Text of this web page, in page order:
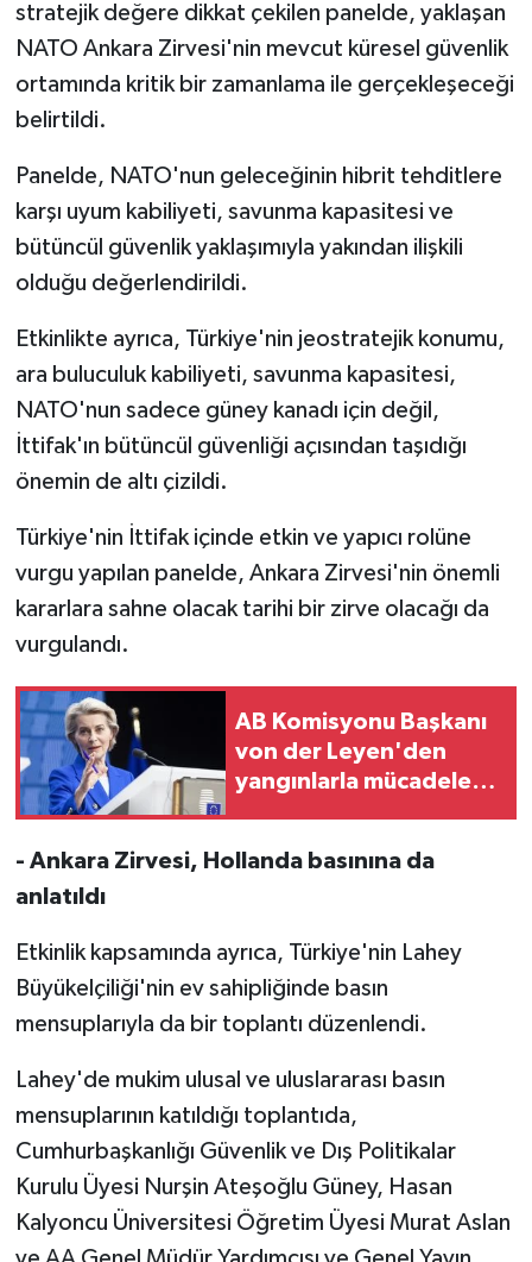
stratejik değere dikkat çekilen panelde, yaklaşan
NATO Ankara Zirvesi'nin mevcut küresel güvenlik
ortamında kritik bir zamanlama ile gerçekleşeceği
belirtildi.
Panelde, NATO'nun geleceğinin hibrit tehditlere
karşı uyum kabiliyeti, savunma kapasitesi ve
bütüncül güvenlik yaklaşımıyla yakından ilişkili
olduğu değerlendirildi.
Etkinlikte ayrıca, Türkiye'nin jeostratejik konumu,
ara buluculuk kabiliyeti, savunma kapasitesi,
NATO'nun sadece güney kanadı için değil,
İttifak'ın bütüncül güvenliği açısından taşıdığı
önemin de altı çizildi.
Türkiye'nin İttifak içinde etkin ve yapıcı rolüne
vurgu yapılan panelde, Ankara Zirvesi'nin önemli
kararlara sahne olacak tarihi bir zirve olacağı da
vurgulandı.
AB Komisyonu Başkanı
von der Leyen'den
yangınlarla mücadele
- Ankara Zirvesi, Hollanda basınına da
anlatıldı
Etkinlik kapsamında ayrıca, Türkiye'nin Lahey
Büyükelçiliği'nin ev sahipliğinde basın
mensuplarıyla da bir toplantı düzenlendi.
Lahey'de mukim ulusal ve uluslararası basın
mensuplarının katıldığı toplantıda,
Cumhurbaşkanlığı Güvenlik ve Dış Politikalar
Kurulu Üyesi Nurşin Ateşoğlu Güney, Hasan
Kalyoncu Üniversitesi Öğretim Üyesi Murat Aslan